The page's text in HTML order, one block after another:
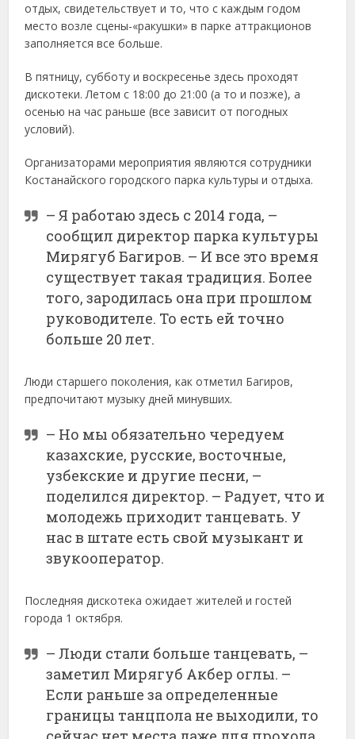
отдых, свидетельствует и то, что с каждым годом
место возле сцены-«ракушки» в парке аттракционов
заполняется все больше.
В пятницу, субботу и воскресенье здесь проходят
дискотеки. Летом с 18:00 до 21:00 (а то и позже), а
осенью на час раньше (все зависит от погодных
условий).
Организаторами мероприятия являются сотрудники
Костанайского городского парка культуры и отдыха.
– Я работаю здесь с 2014 года, –
сообщил директор парка культуры
Мирягуб Багиров. – И все это время
существует такая традиция. Более
того, зародилась она при прошлом
руководителе. То есть ей точно
больше 20 лет.
Люди старшего поколения, как отметил Багиров,
предпочитают музыку дней минувших.
– Но мы обязательно чередуем
казахские, русские, восточные,
узбекские и другие песни, –
поделился директор. – Радует, что и
молодежь приходит танцевать. У
нас в штате есть свой музыкант и
звукооператор.
Последняя дискотека ожидает жителей и гостей
города 1 октября.
– Люди стали больше танцевать, –
заметил Мирягуб Акбер оглы. –
Если раньше за определенные
границы танцпола не выходили, то